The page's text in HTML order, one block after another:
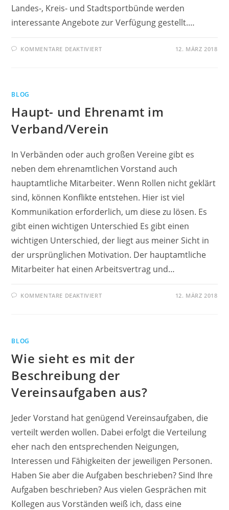
Landes-, Kreis- und Stadtsportbünde werden
interessante Angebote zur Verfügung gestellt.…
KOMMENTARE DEAKTIVIERTFÜR 12. MÄRZ 2018
BLOG
Haupt- und Ehrenamt im
Verband/Verein
In Verbänden oder auch großen Vereine gibt es
neben dem ehrenamtlichen Vorstand auch
hauptamtliche Mitarbeiter. Wenn Rollen nicht geklärt
sind, können Konflikte entstehen. Hier ist viel
Kommunikation erforderlich, um diese zu lösen. Es
gibt einen wichtigen Unterschied Es gibt einen
wichtigen Unterschied, der liegt aus meiner Sicht in
der ursprünglichen Motivation. Der hauptamtliche
Mitarbeiter hat einen Arbeitsvertrag und…
KOMMENTARE DEAKTIVIERTFÜR 12. MÄRZ 2018
BLOG
Wie sieht es mit der
Beschreibung der
Vereinsaufgaben aus?
Jeder Vorstand hat genügend Vereinsaufgaben, die
verteilt werden wollen. Dabei erfolgt die Verteilung
eher nach den entsprechenden Neigungen,
Interessen und Fähigkeiten der jeweiligen Personen.
Haben Sie aber die Aufgaben beschrieben? Sind Ihre
Aufgaben beschrieben? Aus vielen Gesprächen mit
Kollegen aus Vorständen weiß ich, dass eine